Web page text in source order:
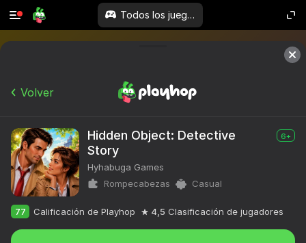
Todos los juegos
Volver
Hidden Object: Detective
Story
6+
Hyhabuga Games
Rompecabezas
Casual
77 Calificación de Playhop 4,5 Clasificación de jugadores